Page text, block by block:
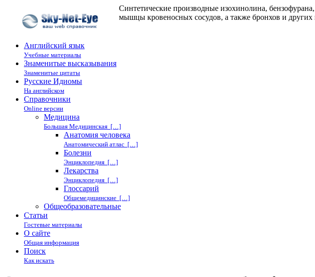
Синтетические производные изохинолина,
мышцы кровеносных сосудов, а также бронхов и других
Английский язык
Учебные материалы
Знаменитые высказывания
Знаменитые цитаты
Русские Идиомы
На английском
Справочники
Online версии
Медицина
Большая Медицинская […]
Анатомия человека
Анатомический атлас […]
Болезни
Энциклопедия […]
Лекарства
Энциклопедия […]
Глоссарий
Общемедицинские […]
Общеобразовательные
Статьи
Гостевые материалы
О сайте
Общая информация
Поиск
Как искать